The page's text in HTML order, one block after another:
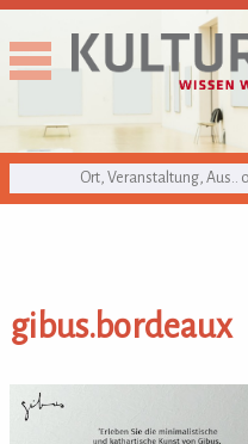
KULTURpur Suche
gibus.bordeaux
gibus.bordeaux